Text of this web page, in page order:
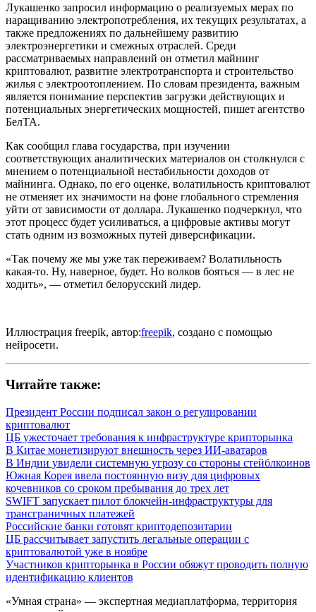
Лукашенко запросил информацию о реализуемых мерах по
наращиванию электропотребления, их текущих результатах, а
также предложениях по дальнейшему развитию
электроэнергетики и смежных отраслей. Среди
рассматриваемых направлений он отметил майнинг
криптовалют, развитие электротранспорта и строительство
жилья с электроотоплением. По словам президента, важным
является понимание перспектив загрузки действующих и
потенциальных энергетических мощностей, пишет агентство
БелТА.
Как сообщил глава государства, при изучении
соответствующих аналитических материалов он столкнулся с
мнением о потенциальной нестабильности доходов от
майнинга. Однако, по его оценке, волатильность криптовалют
не отменяет их значимости на фоне глобального стремления
уйти от зависимости от доллара. Лукашенко подчеркнул, что
этот процесс будет усиливаться, а цифровые активы могут
стать одним из возможных путей диверсификации.
«Так почему же мы уже так переживаем? Волатильность
какая-то. Ну, наверное, будет. Но волков бояться — в лес не
ходить», — отметил белорусский лидер.
Иллюстрация freepik, автор:freepik, создано с помощью
нейросети.
Читайте также:
Президент России подписал закон о регулировании
криптовалют
ЦБ ужесточает требования к инфраструктуре крипторынка
В Китае монетизируют внешность через ИИ-аватаров
В Индии увидели системную угрозу со стороны стейблкоинов
Южная Корея ввела постоянную визу для цифровых
кочевников со сроком пребывания до трех лет
SWIFT запускает пилот блокчейн-инфраструктуры для
трансграничных платежей
Российские банки готовят криптодепозитарии
ЦБ рассчитывает запустить легальные операции с
криптовалютой уже в ноябре
Участников крипторынка в России обяжут проводить полную
идентификацию клиентов
«Умная страна» — экспертная медиаплатформа, территория